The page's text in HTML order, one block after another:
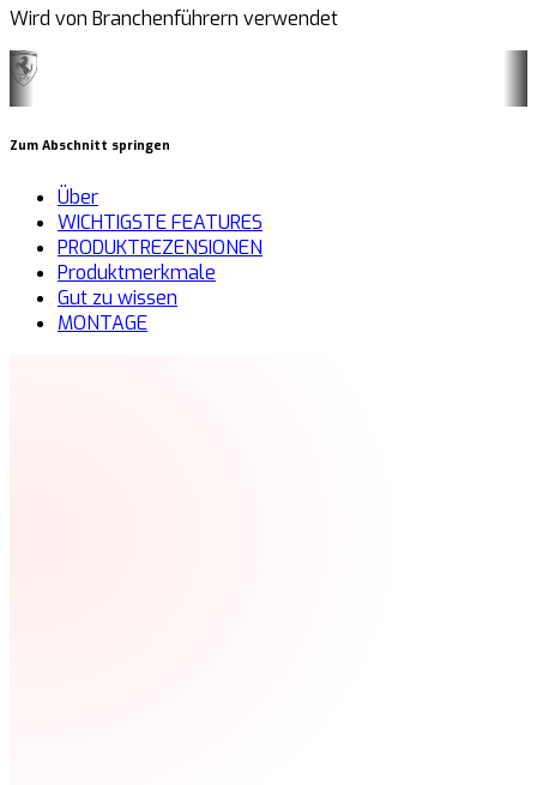
Wird von Branchenführern verwendet
Zum Abschnitt springen
Über
WICHTIGSTE FEATURES
PRODUKTREZENSIONEN
Produktmerkmale
Gut zu wissen
MONTAGE